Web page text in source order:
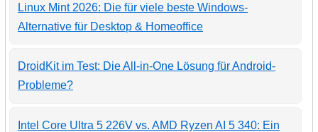
Linux Mint 2026: Die für viele beste Windows-
Alternative für Desktop & Homeoffice
DroidKit im Test: Die All-in-One Lösung für Android-
Probleme?
Intel Core Ultra 5 226V vs. AMD Ryzen AI 5 340: Ein